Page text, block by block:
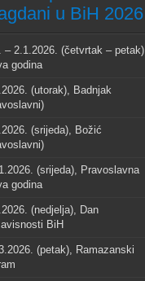
u BiH 2026
– 2.1.2026. (četvrtak – petak),
godina
(utorak), Badnjak
(srijeda), Božić
(srijeda), Pravoslavna
godina
(nedjelja), Dan
BiH
(petak), Ramazanski